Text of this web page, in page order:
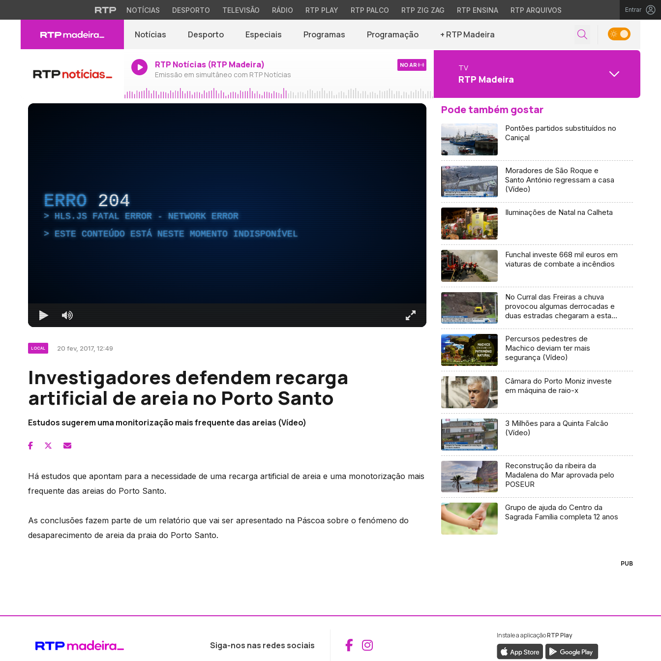
NOTÍCIAS DESPORTO TELEVISÃO RÁDIO RTP PLAY RTP PALCO RTP ZIG ZAG RTP ENSINA RTP ARQUIVOS Entrar
Notícias Desporto Especiais Programas Programação + RTP Madeira
RTP Notícias (RTP Madeira)
Emissão em simultâneo com RTP Notícias
NO AR TV
RTP Madeira
ERRO 204
HLS.JS FATAL ERROR - NETWORK ERROR
ESTE CONTEÚDO ESTÁ NESTE MOMENTO INDISPONÍVEL
LOCAL 20 fev, 2017, 12:49
Investigadores defendem recarga
artificial de areia no Porto Santo
Estudos sugerem uma monitorização mais frequente das areias (Vídeo)
Há estudos que apontam para a necessidade de uma recarga artificial de areia e uma monotorização mais
frequente das areias do Porto Santo.
As conclusões fazem parte de um relatório que vai ser apresentado na Páscoa sobre o fenómeno do
desaparecimento de areia da praia do Porto Santo.
Pode também gostar
Pontões partidos substituídos no
Caniçal
Moradores de São Roque e
Santo António regressam a casa
(Vídeo)
Iluminações de Natal na Calheta
Funchal investe 668 mil euros em
viaturas de combate a incêndios
No Curral das Freiras a chuva
provocou algumas derrocadas e
duas estradas chegaram a estar
Percursos pedestres de
Machico deviam ter mais
segurança (Vídeo)
Câmara do Porto Moniz investe
em máquina de raio-x
3 Milhões para a Quinta Falcão
(Vídeo)
Reconstrução da ribeira da
Madalena do Mar aprovada pelo
POSEUR
Grupo de ajuda do Centro da
Sagrada Família completa 12 anos
PUB
Siga-nos nas redes sociais Aceder ao Facebook da RTP Madeira
Aceder ao Instagram da RTP Madeira
Instale a aplicaçãoRTP Play